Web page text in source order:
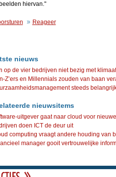
hiervan."
Reageer
nieuws
op de vier bedrijven niet bezig met
Z’ers en Millennials zouden van baan
steeds
nieuwsitems
uitgever gaat naar cloud voor
doen ICT de deur uit
computing vraagt andere houding van
manager gooit vertrouwelijke